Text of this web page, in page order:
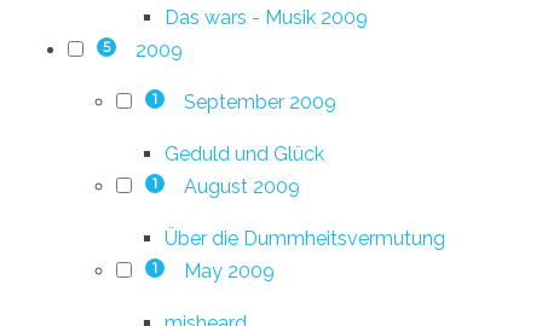
Das wars - Musik 2009
5 2009
1 September 2009
Geduld und Glück
1 August 2009
Über die Dummheitsvermutung
1 May 2009